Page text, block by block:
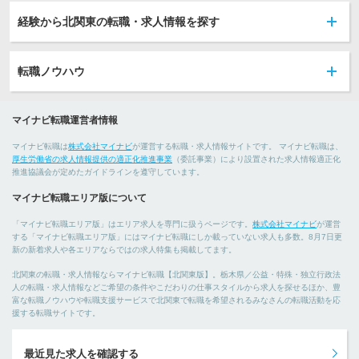
経験から北関東の転職・求人情報を探す
転職ノウハウ
マイナビ転職運営者情報
マイナビ転職は株式会社マイナビが運営する転職・求人情報サイトです。 マイナビ転職は、
厚生労働省の求人情報提供の適正化推進事業 （委託事業）により設置された求人情報適正化
推進協議会が定めたガイドラインを遵守しています。
マイナビ転職エリア版について
「マイナビ転職エリア版」はエリア求人を専門に扱うページです。 株式会社マイナビが運営
する「マイナビ転職エリア版」にはマイナビ転職にしか載っていない求人も多数。8月7日更
新の新着求人や各エリアならではの求人特集も掲載してます。
北関東の転職・求人情報ならマイナビ転職【北関東版】。栃木県／公益・特殊・独立行政法
人の転職・求人情報などご希望の条件やこだわりの仕事スタイルから求人を探せるほか、豊
富な転職ノウハウや転職支援サービスで北関東で転職を希望されるみなさんの転職活動を応
援する転職サイトです。
最近見た求人を確認する